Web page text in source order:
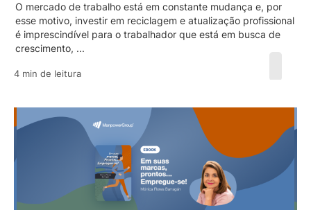
O mercado de trabalho está em constante mudança e, por
esse motivo, investir em reciclagem e atualização profissional
é imprescindível para o trabalhador que está em busca de
crescimento, ...
4 min de leitura